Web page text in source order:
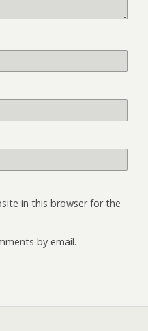
in this browser for the
by email.